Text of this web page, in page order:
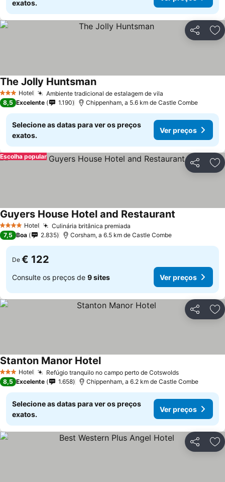
exatos.
Partilhar
3 EstrelasHotel Ambiente tradicional de estalagem de vila
The Jolly Huntsman
8,5 Excelente 1.190 Chippenham, a 5.6 km de Castle Combe
Selecione as datas para ver os preços
exatos.
Ver preços
Partilhar
Escolha popular
4 EstrelasHotel Culinária britânica premiada
Guyers House Hotel and Restaurant
7,5 Boa 2.835 Corsham, a 6.5 km de Castle Combe
De € 122
Consulte os preços de 9 sites Ver preços
Partilhar
3 EstrelasHotel Refúgio tranquilo no campo perto de Cotswolds
Stanton Manor Hotel
8,5 Excelente 1.658 Chippenham, a 6.2 km de Castle Combe
Selecione as datas para ver os preços
exatos.
Ver preços
Partilhar